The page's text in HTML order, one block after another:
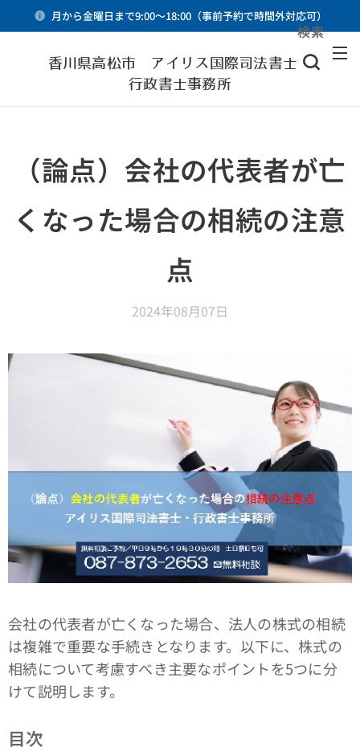
月から金曜日まで9:00～18:00（事前予約で時間外対応可）
香川県高松市 アイリス国際司法書士・
行政書士事務所
検索
（論点）会社の代表者が亡
くなった場合の相続の注意
点
2024年08月07日
会社の代表者が亡くなった場合、法人の株式の相続
は複雑で重要な手続きとなります。以下に、株式の
相続について考慮すべき主要なポイントを5つに分
けて説明します。
目次